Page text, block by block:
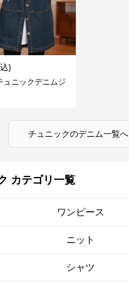
)
ュニックデニムジ
チュニックのデニム一覧へ
カテゴリ一覧
ワンピース
ニット
シャツ